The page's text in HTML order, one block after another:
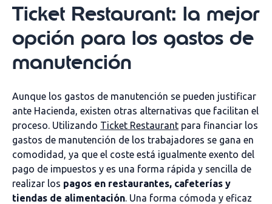
Ticket Restaurant: la mejor
opción para los gastos de
manutención
Aunque los gastos de manutención se pueden justificar
ante Hacienda, existen otras alternativas que facilitan el
proceso. Utilizando Ticket Restaurant para financiar los
gastos de manutención de los trabajadores se gana en
comodidad, ya que el coste está igualmente exento del
pago de impuestos y es una forma rápida y sencilla de
realizar los pagos en restaurantes, cafeterías y
tiendas de alimentación. Una forma cómoda y eficaz